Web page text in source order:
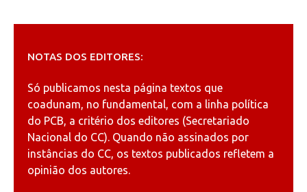
NOTAS DOS EDITORES:
Só publicamos nesta página textos que
coadunam, no fundamental, com a linha política
do PCB, a critério dos editores (Secretariado
Nacional do CC). Quando não assinados por
instâncias do CC, os textos publicados refletem a
opinião dos autores.